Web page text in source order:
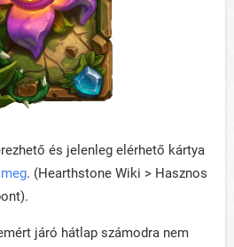
és jelenleg elérhető kártya
. (Hearthstone Wiki > Hasznos
járó hátlap számodra nem